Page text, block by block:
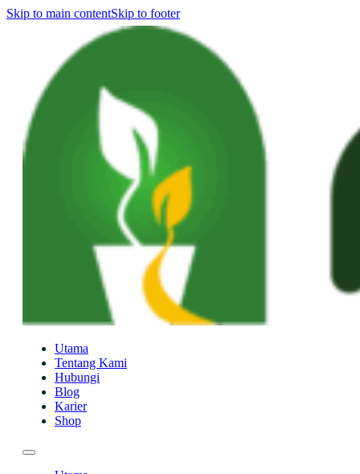
Skip to main contentSkip to footer
Utama
Tentang Kami
Hubungi
Blog
Karier
Shop